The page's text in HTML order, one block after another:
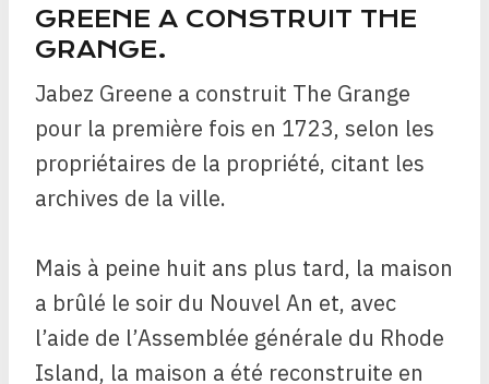
GREENE A CONSTRUIT THE
GRANGE.
Jabez Greene a construit The Grange
pour la première fois en 1723, selon les
propriétaires de la propriété, citant les
archives de la ville.
Mais à peine huit ans plus tard, la maison
a brûlé le soir du Nouvel An et, avec
l’aide de l’Assemblée générale du Rhode
Island, la maison a été reconstruite en